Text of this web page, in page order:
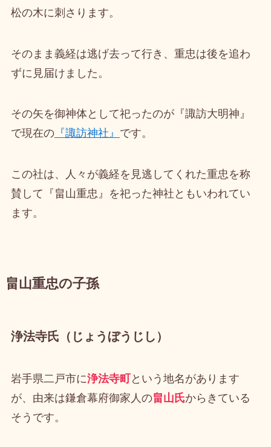
松の木に刺さります。
そのまま義経は逃げ去って行き、重忠は後を追わ
ずに見届けました。
その矢を御神体として祀ったのが『諏訪大明神』
で現在の『諏訪神社』 です。
この社は、人々が義経を見逃してくれた重忠を称
賛して『畠山重忠』を祀った神社ともいわれてい
ます。
畠山重忠の子孫
浄法寺氏（じょうぼうじし）
岩手県二戸市に浄法寺町という地名があります
が、由来は鎌倉幕府御家人の畠山氏からきている
そうです。